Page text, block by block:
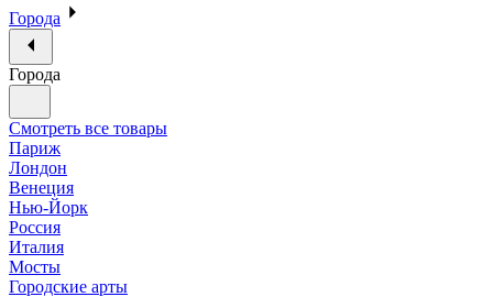
Города
Города
Смотреть все товары
Париж
Лондон
Венеция
Нью-Йорк
Россия
Италия
Мосты
Городские арты